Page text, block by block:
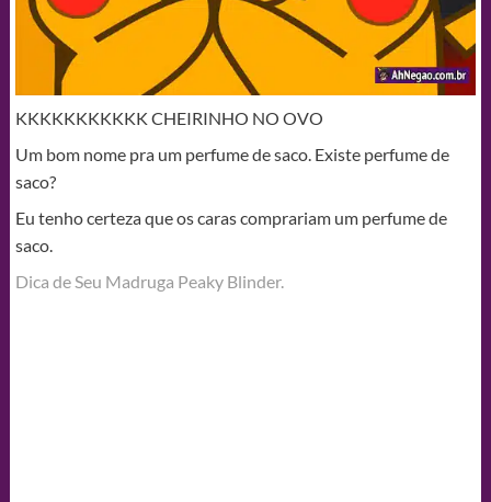
KKKKKKKKKKK CHEIRINHO NO OVO
Um bom nome pra um perfume de saco. Existe perfume de
saco?
Eu tenho certeza que os caras comprariam um perfume de
saco.
Dica de Seu Madruga Peaky Blinder.